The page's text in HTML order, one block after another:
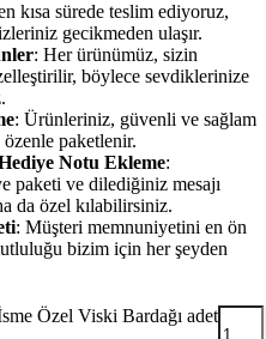
kısa sürede teslim ediyoruz,
gecikmeden ulaşır.
: Her ürünümüz, sizin
böylece sevdiklerinize
: Ürünleriniz, güvenli ve sağlam
paketlenir.
Notu Ekleme:
paketi ve dilediğiniz mesajı
da özel kılabilirsiniz.
: Müşteri memnuniyetini en ön
bizim için her şeyden
Özel Viski Bardağı adet